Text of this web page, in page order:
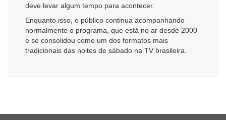
deve levar algum tempo para acontecer.
Enquanto isso, o público continua acompanhando
normalmente o programa, que está no ar desde 2000
e se consolidou como um dos formatos mais
tradicionais das noites de sábado na TV brasileira.